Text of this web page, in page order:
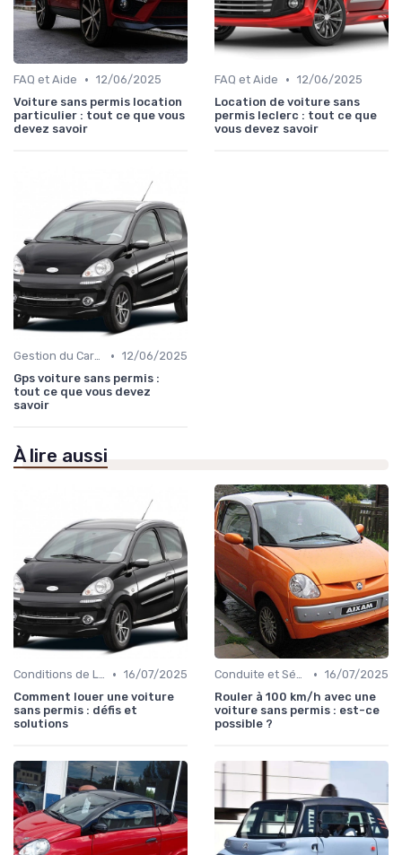
FAQ et Aide • 12/06/2025
Voiture sans permis location
particulier : tout ce que vous
devez savoir
FAQ et Aide • 12/06/2025
Location de voiture sans
permis leclerc : tout ce que
vous devez savoir
Gestion du Carburant et Entretien • 12/06/2025
Gps voiture sans permis :
tout ce que vous devez
savoir
À lire aussi
Conditions de Location • 16/07/2025
Comment louer une voiture
sans permis : défis et
solutions
Conduite et Sécurité • 16/07/2025
Rouler à 100 km/h avec une
voiture sans permis : est-ce
possible ?